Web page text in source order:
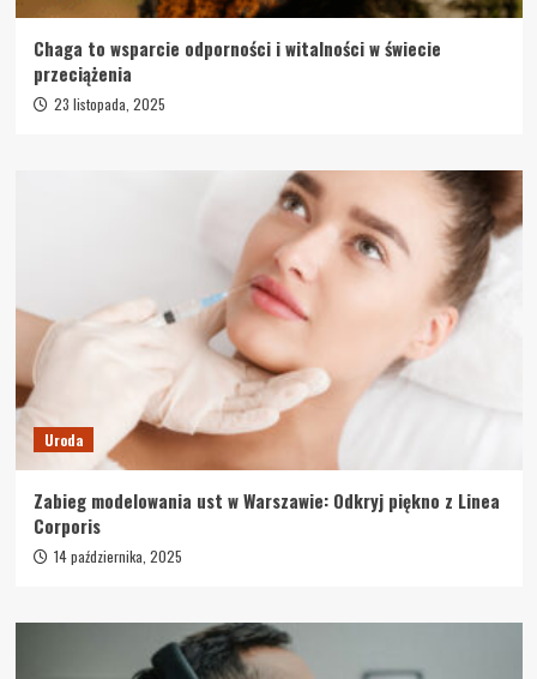
Chaga to wsparcie odporności i witalności w świecie
przeciążenia
23 listopada, 2025
Uroda
Zabieg modelowania ust w Warszawie: Odkryj piękno z Linea
Corporis
14 października, 2025